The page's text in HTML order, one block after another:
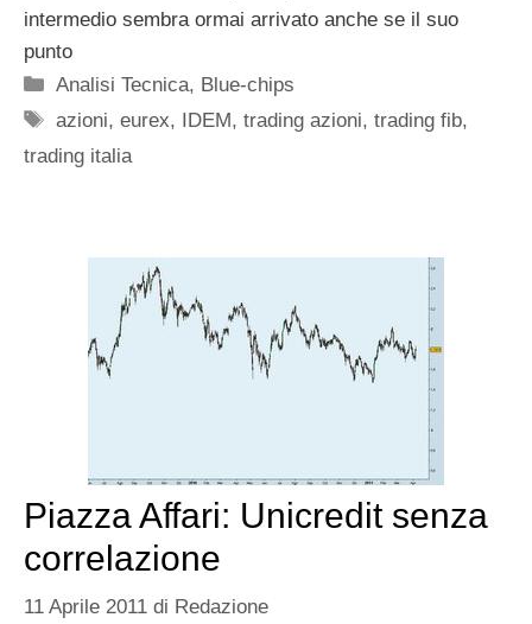
intermedio sembra ormai arrivato anche se il suo
punto
Categorie
Analisi Tecnica, Blue-chips
Tag
azioni,eurex, IDEM,trading azioni,trading fib,
trading italia
Piazza Affari: Unicredit senza
correlazione
11 Aprile 2011 di Redazione